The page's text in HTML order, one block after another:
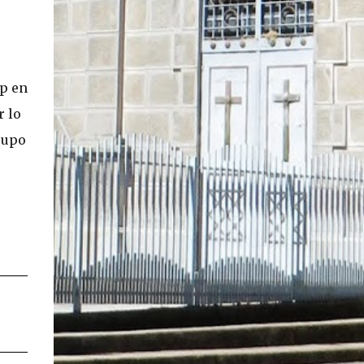
en
lo
En concreto, las personas podrán acceder a
su carnet y/o pasaporte en una aplicación
móvil del Registro Civil, la cual estará
disponible en iOS y Android. El director del
Registro Civil, Omar Morales, detalló que
"quien renueve a partir del 16 de diciembre,
va a poder sacar cédula de identidad digital
y pasaporte digital. Van a tener la
funcionalidad en su celular a partir de una
app especial, que va a permitir que a través
de pruebas de vida se asegure que la
persona es quien dice ser". Morales también
detalló, en el matinal "Mucho Gusto" de
Mega, las importantes medidas de
seguridad ...